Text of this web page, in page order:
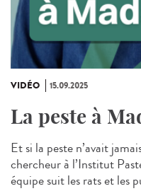
VIDÉO 15.09.2025
La peste à
Et si la peste n’avait
chercheur à l’Institut
équipe suit les rats et les